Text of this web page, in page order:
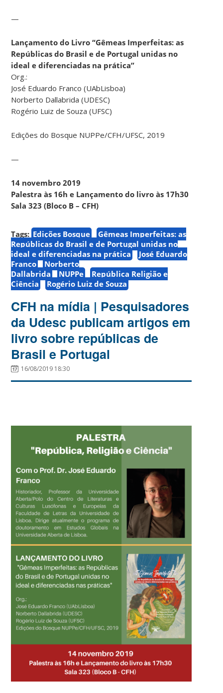
—
Lançamento do Livro “Gêmeas Imperfeitas: as
Repúblicas do Brasil e de Portugal unidas no
ideal e diferenciadas na prática”
Org.:
José Eduardo Franco (UAbLisboa)
Norberto Dallabrida (UDESC)
Rogério Luiz de Souza (UFSC)
Edições do Bosque NUPPe/CFH/UFSC, 2019
—
14 novembro 2019
Palestra às 16h e Lançamento do livro às 17h30
Sala 323 (Bloco B – CFH)
Tags: Edições Bosque
Gêmeas Imperfeitas: as
Repúblicas do Brasil e de Portugal unidas no
ideal e diferenciadas na prática
José Eduardo
Franco
Norberto
Dallabrida
NUPPe
República Religião e
Ciência
Rogério Luiz de Souza
CFH na mídia | Pesquisadores
da Udesc publicam artigos em
livro sobre repúblicas de
Brasil e Portugal
16/08/2019 18:30